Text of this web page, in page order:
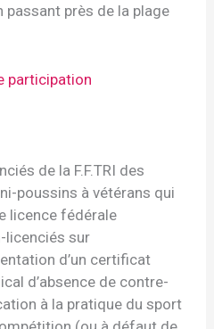
passant près de la plage
participation
de la F.F.TRI des
poussins à vétérans qui
licence fédérale
licenciés sur
d’un certificat
d’absence de contre-
à la pratique du sport